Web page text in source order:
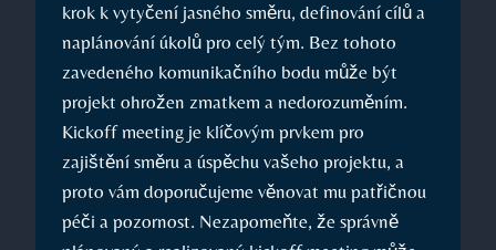
krok k vytyčení jasného směru, definování cílů a
naplánování úkolů pro celý tým. Bez tohoto
zavedeného komunikačního bodu může být
projekt ohrožen zmatkem a nedorozuměním.
Kickoff meeting je klíčovým prvkem pro
zajištění směru a úspěchu vašeho projektu, a
proto vám doporučujeme věnovat mu patřičnou
péči a pozornost. Nezapomeňte, že správně